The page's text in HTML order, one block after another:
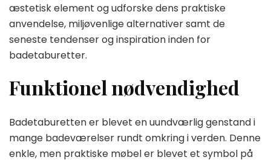
æstetisk element og udforske dens praktiske
anvendelse, miljøvenlige alternativer samt de
seneste tendenser og inspiration inden for
badetaburetter.
Funktionel nødvendighed
Badetaburetten er blevet en uundværlig genstand i
mange badeværelser rundt omkring i verden. Denne
enkle, men praktiske møbel er blevet et symbol på